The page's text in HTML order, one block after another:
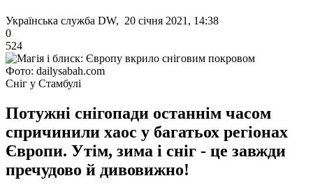
Українська служба DW, 20 січня 2021, 14:38
0
524
Фото: dailysabah.com
Сніг у Стамбулі
Потужні снігопади останнім часом
спричинили хаос у багатьох регіонах
Європи. Утім, зима і сніг - це завжди
пречудово й дивовижно!